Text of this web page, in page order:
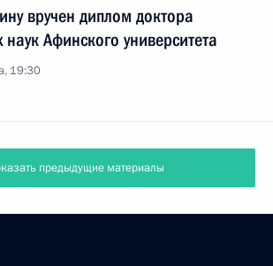
вручен диплом доктора
Афинского университета
19:30
предыдущие материалы